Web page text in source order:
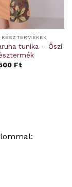
tunika – Őszi
FtCurrent